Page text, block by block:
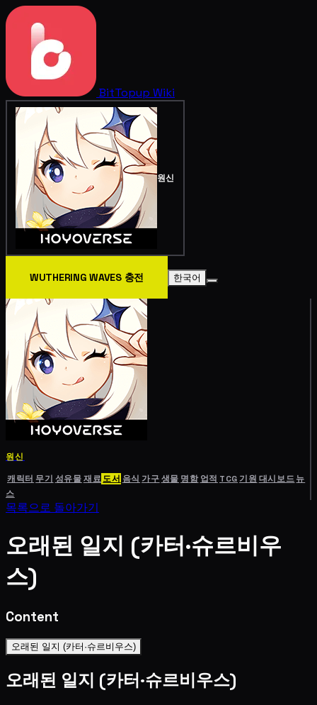
BitTopup Wiki
원신
WUTHERING WAVES 충전 한국어
원신
캐릭터 무기 성유물재료도서 음식 가구생물 명함 업적 TCG기원 대시보드뉴
스
목록으로 돌아가기
오래된 일지 (카터·슈르비우
스)
Content
오래된 일지 (카터·슈르비우스)
오래된 일지 (카터·슈르비우스)